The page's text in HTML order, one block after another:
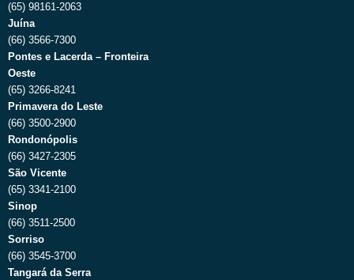
(65) 98161-2063
Juína
(66) 3566-7300
Pontes e Lacerda – Fronteira
Oeste
(65) 3266-8241
Primavera do Leste
(66) 3500-2900
Rondonópolis
(66) 3427-2305
São Vicente
(65) 3341-2100
Sinop
(66) 3511-2500
Sorriso
(66) 3545-3700
Tangará da Serra